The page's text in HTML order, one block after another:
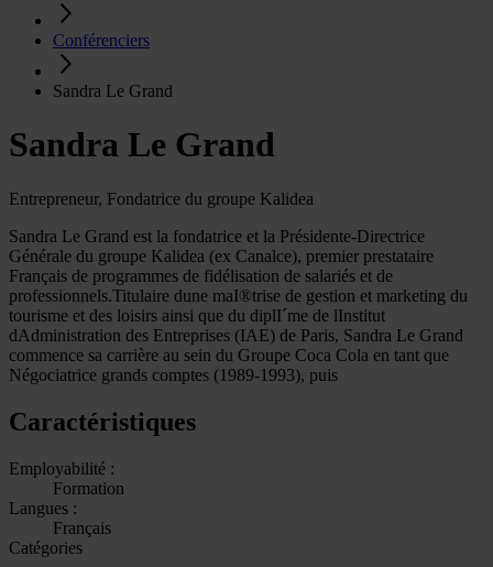
Conférenciers
Sandra Le Grand
Sandra Le Grand
Entrepreneur, Fondatrice du groupe Kalidea
Sandra Le Grand est la fondatrice et la Présidente-Directrice
Générale du groupe Kalidea (ex Canalce), premier prestataire
Français de programmes de fidélisation de salariés et de
professionnels.Titulaire dune maI®trise de gestion et marketing du
tourisme et des loisirs ainsi que du diplI´me de lInstitut
dAdministration des Entreprises (IAE) de Paris, Sandra Le Grand
commence sa carrière au sein du Groupe Coca Cola en tant que
Négociatrice grands comptes (1989-1993), puis
Caractéristiques
Employabilité :
Formation
Langues :
Français
Catégories